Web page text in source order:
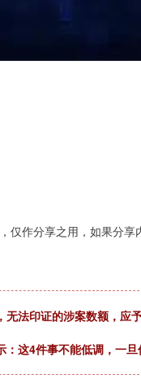
仅作分享之用，如果分
无法印证的涉案数额，应
：这4件事不能低调，一